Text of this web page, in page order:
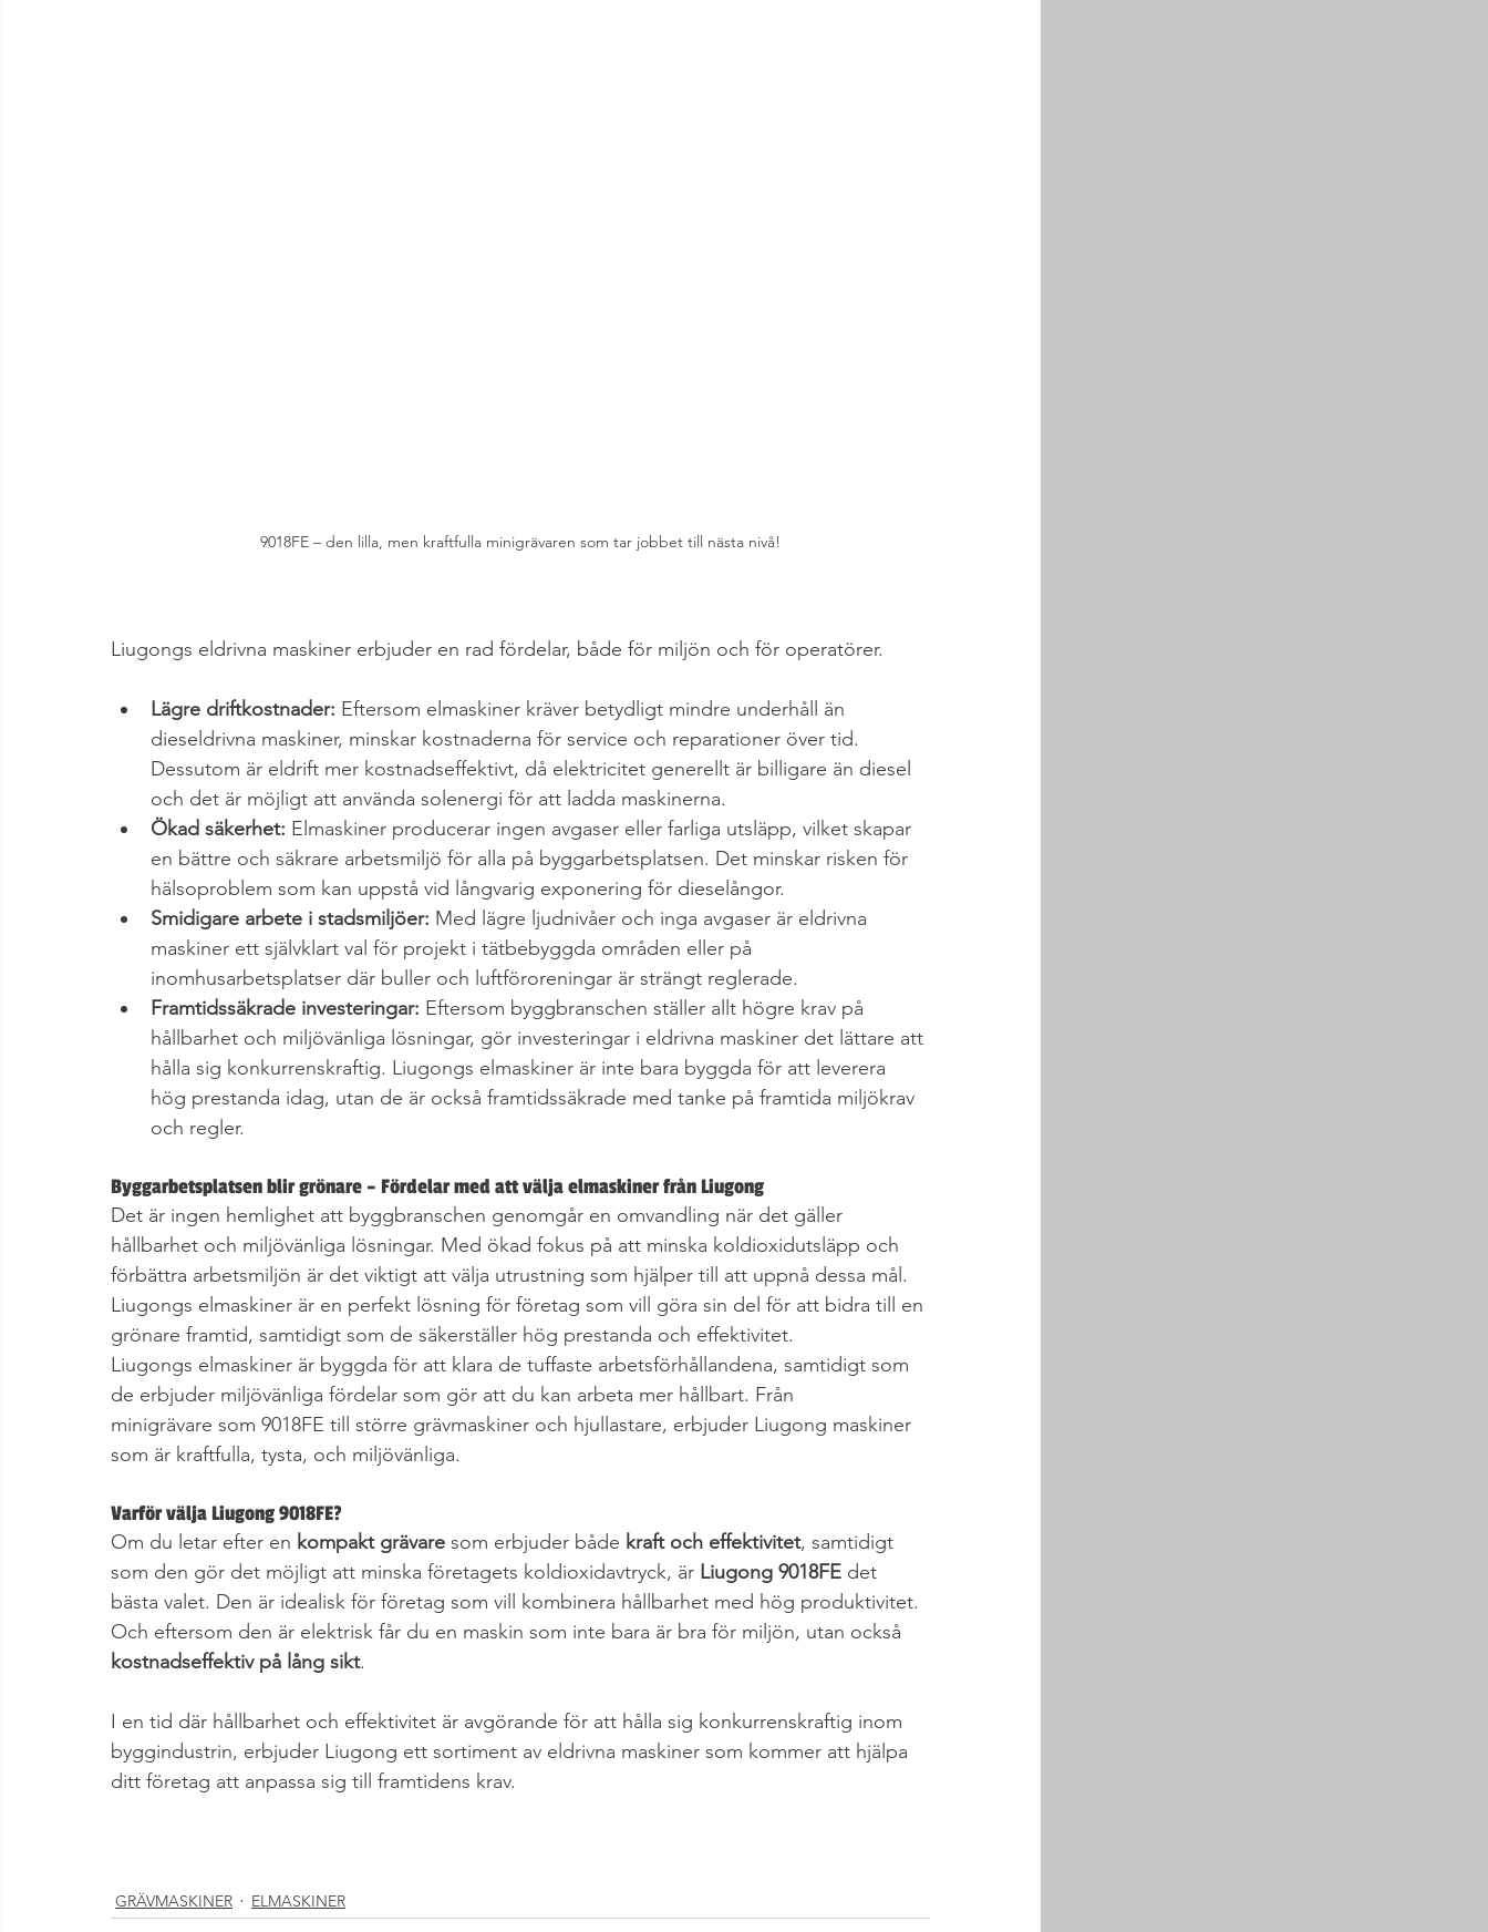
9018FE – den lilla, men kraftfulla minigrävaren som tar jobbet till nästa nivå!
Liugongs eldrivna maskiner erbjuder en rad fördelar, både för miljön och för operatörer.
Lägre driftkostnader: Eftersom elmaskiner kräver betydligt mindre underhåll än
dieseldrivna maskiner, minskar kostnaderna för service och reparationer över tid.
Dessutom är eldrift mer kostnadseffektivt, då elektricitet generellt är billigare än diesel
och det är möjligt att använda solenergi för att ladda maskinerna.
Ökad säkerhet: Elmaskiner producerar ingen avgaser eller farliga utsläpp, vilket skapar
en bättre och säkrare arbetsmiljö för alla på byggarbetsplatsen. Det minskar risken för
hälsoproblem som kan uppstå vid långvarig exponering för dieselångor.
Smidigare arbete i stadsmiljöer: Med lägre ljudnivåer och inga avgaser är eldrivna
maskiner ett självklart val för projekt i tätbebyggda områden eller på
inomhusarbetsplatser där buller och luftföroreningar är strängt reglerade.
Framtidssäkrade investeringar: Eftersom byggbranschen ställer allt högre krav på
hållbarhet och miljövänliga lösningar, gör investeringar i eldrivna maskiner det lättare att
hålla sig konkurrenskraftig. Liugongs elmaskiner är inte bara byggda för att leverera
hög prestanda idag, utan de är också framtidssäkrade med tanke på framtida miljökrav
och regler.
Byggarbetsplatsen blir grönare – Fördelar med att välja elmaskiner från Liugong
Det är ingen hemlighet att byggbranschen genomgår en omvandling när det gäller
hållbarhet och miljövänliga lösningar. Med ökad fokus på att minska koldioxidutsläpp och
förbättra arbetsmiljön är det viktigt att välja utrustning som hjälper till att uppnå dessa mål.
Liugongs elmaskiner är en perfekt lösning för företag som vill göra sin del för att bidra till en
grönare framtid, samtidigt som de säkerställer hög prestanda och effektivitet.
Liugongs elmaskiner är byggda för att klara de tuffaste arbetsförhållandena, samtidigt som
de erbjuder miljövänliga fördelar som gör att du kan arbeta mer hållbart. Från
minigrävare som 9018FE till större grävmaskiner och hjullastare, erbjuder Liugong maskiner
som är kraftfulla, tysta, och miljövänliga.
Varför välja Liugong 9018FE?
Om du letar efter en kompakt grävare som erbjuder både kraft och effektivitet, samtidigt
som den gör det möjligt att minska företagets koldioxidavtryck, är Liugong 9018FE det
bästa valet. Den är idealisk för företag som vill kombinera hållbarhet med hög produktivitet.
Och eftersom den är elektrisk får du en maskin som inte bara är bra för miljön, utan också
kostnadseffektiv på lång sikt.
I en tid där hållbarhet och effektivitet är avgörande för att hålla sig konkurrenskraftig inom
byggindustrin, erbjuder Liugong ett sortiment av eldrivna maskiner som kommer att hjälpa
ditt företag att anpassa sig till framtidens krav.
GRÄVMASKINER ELMASKINER